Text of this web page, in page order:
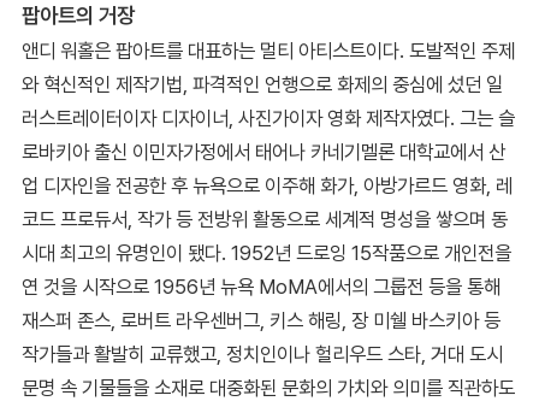
팝아트의 거장
앤디 워홀은 팝아트를 대표하는 멀티 아티스트이다. 도발적인 주제
와 혁신적인 제작기법, 파격적인 언행으로 화제의 중심에 섰던 일
러스트레이터이자 디자이너, 사진가이자 영화 제작자였다. 그는 슬
로바키아 출신 이민자가정에서 태어나 카네기멜론 대학교에서 산
업 디자인을 전공한 후 뉴욕으로 이주해 화가, 아방가르드 영화, 레
코드 프로듀서, 작가 등 전방위 활동으로 세계적 명성을 쌓으며 동
시대 최고의 유명인이 됐다. 1952년 드로잉 15작품으로 개인전을
연 것을 시작으로 1956년 뉴욕 MoMA에서의 그룹전 등을 통해
재스퍼 존스, 로버트 라우센버그, 키스 해링, 장 미쉘 바스키아 등
작가들과 활발히 교류했고, 정치인이나 헐리우드 스타, 거대 도시
문명 속 기물들을 소재로 대중화된 문화의 가치와 의미를 직관하도